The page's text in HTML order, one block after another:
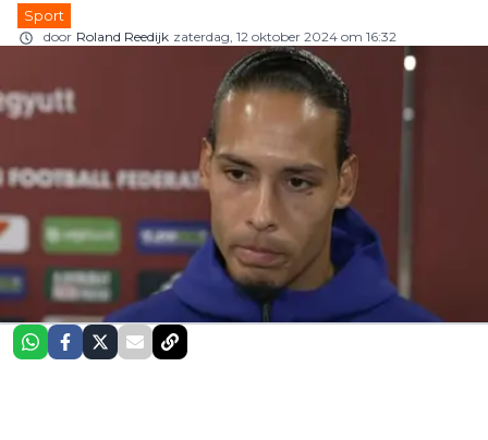
Sport
door Roland Reedijk zaterdag, 12 oktober 2024 om 16:32